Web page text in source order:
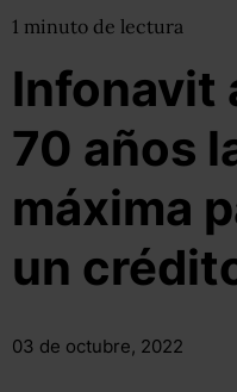
1 minuto de lectura
Infonavit
70 años
máxima
un
03 de octubre, 2022